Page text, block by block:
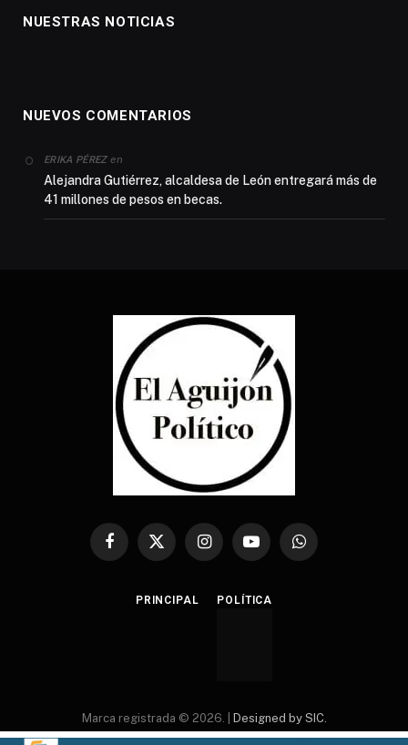
NUESTRAS NOTICIAS
NUEVOS COMENTARIOS
ERIKA PÉREZen
Alejandra Gutiérrez, alcaldesa de León entregará más de
41 millones de pesos en becas.
Facebook
X
InstagramYouTubeWhatsApp
PRINCIPAL POLÍTICA
Marca registrada © 2026. | Designed by SIC.